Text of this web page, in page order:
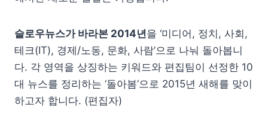
슬로우뉴스가 바라본 2014년을 ‘미디어, 정치, 사회,
테크(IT), 경제/노동, 문화, 사람’으로 나눠 돌아봅니
다. 각 영역을 상징하는 키워드와 편집팀이 선정한 10
대 뉴스를 정리하는 ‘돌아봄’으로 2015년 새해를 맞이
하고자 합니다. (편집자)